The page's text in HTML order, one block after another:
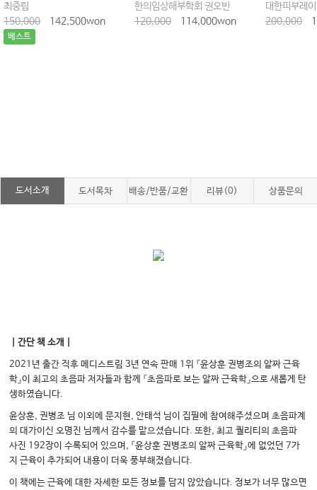
최중립
150,000
142,500won
베스트
한의임상해부학회 권오빈
120,000
114,000won
대한피부레
200,000
도서소개 도서목차 배송/반품/교환 리뷰(0) 상품문의
｜간단 책 소개｜
2021년 출간 직후 메디스트림 3년 연속 판매 1위 『윤상훈 권병조의 알짜 근육
학』이 최고의 초음파 저자들과 함께 『초음파로 보는 알짜 근육학』으로 새롭게 탄
생하였습니다.
윤상훈, 권병조 님 이외에 문지현, 안태석 님이 집필에 참여해주셨으며 초음파계
의 대가이신 오명진 님께서 감수를 맡으셨습니다. 또한, 최고 퀄리티의 초음파
사진 192장이 수록되어 있으며, 『윤상훈 권병조의 알짜 근육학』에 없었던 7가
지 근육이 추가되어 내용이 더욱 풍부해졌습니다.
이 책에는 근육에 대한 자세한 모든 정보를 담지 않았습니다. 정보가 너무 많으면